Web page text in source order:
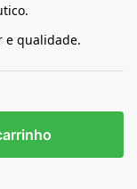
e qualidade.